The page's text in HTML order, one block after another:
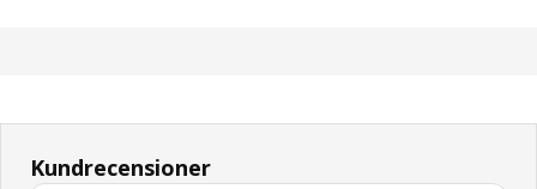
Kundrecensioner